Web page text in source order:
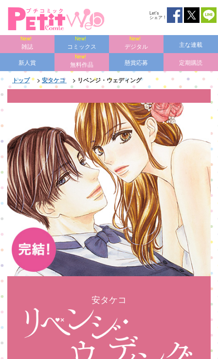
Let's
シェア !
雑誌 コミックス デジタル 主な連載
新人賞 無料作品 懸賞応募 定期購読
トップ> 安タケコ > リベンジ・ウェディング
安タケコ